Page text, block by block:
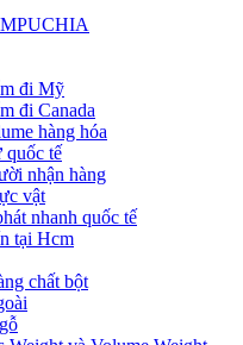
đi Mỹ
đi Canada
hàng hóa
quốc tế
nhận hàng
vật
nhanh quốc tế
tại Hcm
chất bột